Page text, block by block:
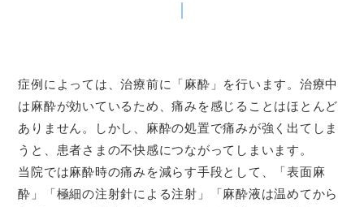
症例によっては、治療前に「麻酔」を行います。治療中
は麻酔が効いているため、痛みを感じることはほとんど
ありません。しかし、麻酔の処置で痛みが強く出てしま
うと、患者さまの不快感につながってしまいます。
当院では麻酔時の痛みを減らす手段として、「表面麻
酔」「極細の注射針による注射」「麻酔液は温めてから